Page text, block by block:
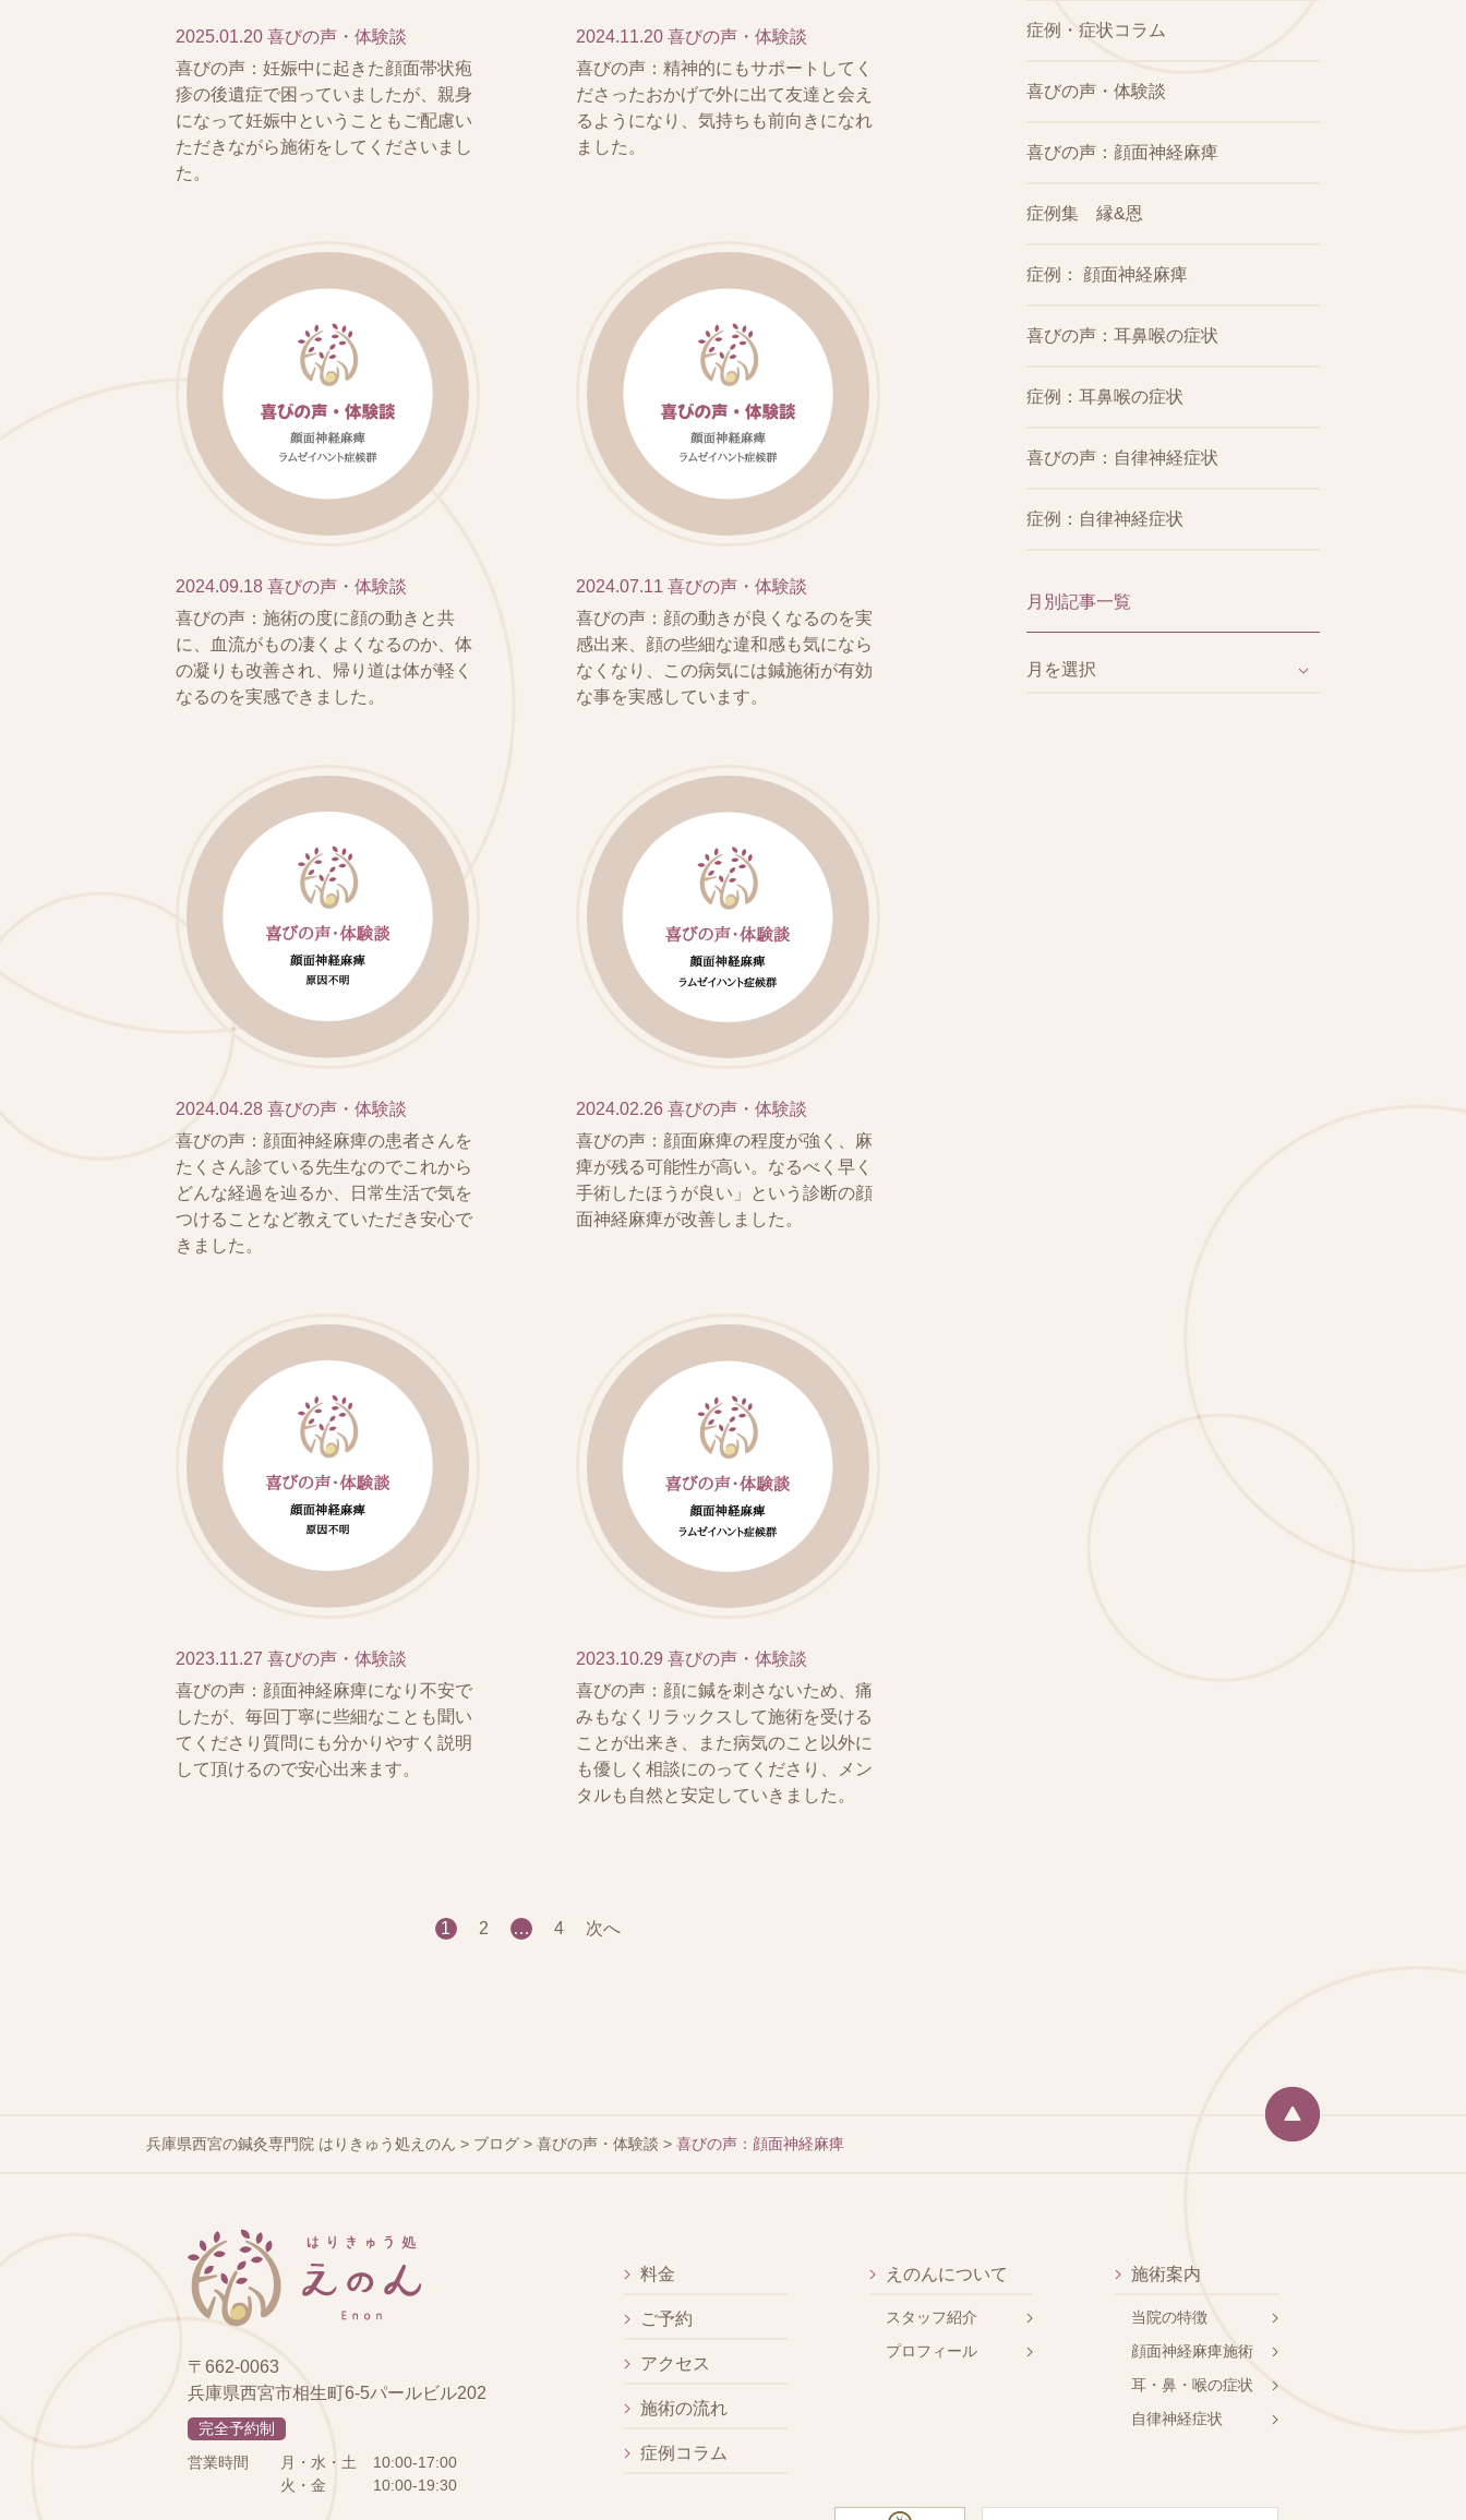
2025.01.20 喜びの声・体験談
喜びの声：妊娠中に起きた顔面帯状疱
疹の後遺症で困っていましたが、親身
になって妊娠中ということもご配慮い
ただきながら施術をしてくださいまし
た。
2024.11.20 喜びの声・体験談
喜びの声：精神的にもサポートしてく
ださったおかげで外に出て友達と会え
るようになり、気持ちも前向きになれ
ました。
2024.09.18 喜びの声・体験談
喜びの声：施術の度に顔の動きと共
に、血流がもの凄くよくなるのか、体
の凝りも改善され、帰り道は体が軽く
なるのを実感できました。
2024.07.11 喜びの声・体験談
喜びの声：顔の動きが良くなるのを実
感出来、顔の些細な違和感も気になら
なくなり、この病気には鍼施術が有効
な事を実感しています。
2024.04.28 喜びの声・体験談
喜びの声：顔面神経麻痺の患者さんを
たくさん診ている先生なのでこれから
どんな経過を辿るか、日常生活で気を
つけることなど教えていただき安心で
きました。
2024.02.26 喜びの声・体験談
喜びの声：顔面麻痺の程度が強く、麻
痺が残る可能性が高い。なるべく早く
手術したほうが良い」という診断の顔
面神経麻痺が改善しました。
2023.11.27 喜びの声・体験談
喜びの声：顔面神経麻痺になり不安で
したが、毎回丁寧に些細なことも聞い
てくださり質問にも分かりやすく説明
して頂けるので安心出来ます。
2023.10.29 喜びの声・体験談
喜びの声：顔に鍼を刺さないため、痛
みもなくリラックスして施術を受ける
ことが出来き、また病気のこと以外に
も優しく相談にのってくださり、メン
タルも自然と安定していきました。
1 2 … 4 次へ
症例・症状コラム
喜びの声・体験談
喜びの声：顔面神経麻痺
症例集 縁&恩
症例： 顔面神経麻痺
喜びの声：耳鼻喉の症状
症例：耳鼻喉の症状
喜びの声：自律神経症状
症例：自律神経症状
月別記事一覧
兵庫県西宮の鍼灸専門院 はりきゅう処えのん > ブログ >喜びの声・体験談 >喜びの声：顔面神経麻痺
〒662-0063
兵庫県西宮市相生町6-5パールビル202
完全予約制
営業時間
月・水・土
10:00-17:00
火・金
10:00-19:30
料金
ご予約
アクセス
施術の流れ
症例コラム
えのんについて
スタッフ紹介
プロフィール
施術案内
当院の特徴
顔面神経麻痺施術
耳・鼻・喉の症状
自律神経症状